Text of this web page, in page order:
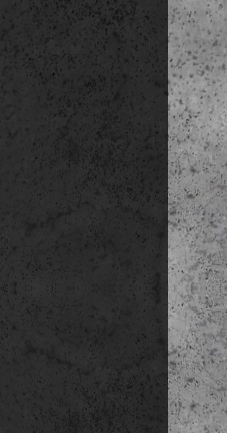
délután
Haga
Stora
késő délután
World of
szállás:
5. nap(júni.
reggeli a
reggel
első
Sankt
második